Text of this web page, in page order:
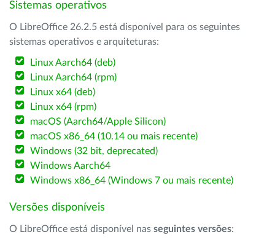
Sistemas operativos
O LibreOffice 26.2.5 está disponível para os seguintes
sistemas operativos e arquiteturas:
Linux Aarch64 (deb)
Linux Aarch64 (rpm)
Linux x64 (deb)
Linux x64 (rpm)
macOS (Aarch64/Apple Silicon)
macOS x86_64 (10.14 ou mais recente)
Windows (32 bit, deprecated)
Windows Aarch64
Windows x86_64 (Windows 7 ou mais recente)
Versões disponíveis
O LibreOffice está disponível nas seguintes versões: